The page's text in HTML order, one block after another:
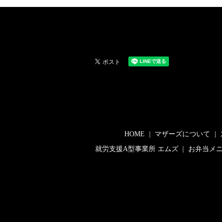
HOME マザーズについて
就労支援A型事業所 エムズ
お弁当メ